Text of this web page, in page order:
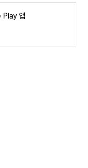
Play 앱